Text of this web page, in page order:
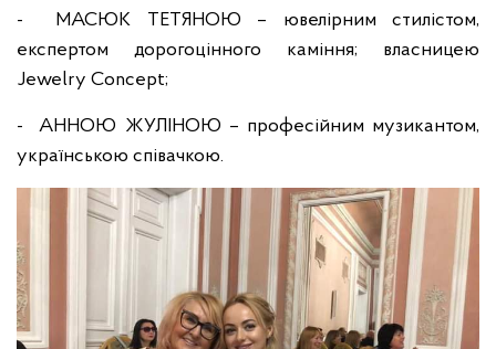
- МАСЮК ТЕТЯНОЮ – ювелірним стилістом,
експертом дорогоцінного каміння; власницею
Jewelry Concept;
- АННОЮ ЖУЛІНОЮ – професійним музикантом,
українською співачкою.